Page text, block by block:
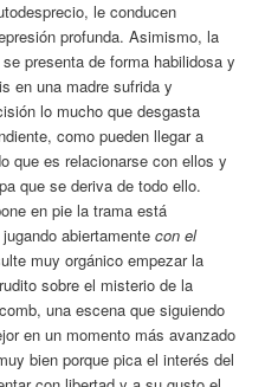
le conducen
profunda. Asimismo, la
presenta de forma habilidosa y
en una madre sufrida y
lo mucho que desgasta
como pueden llegar a
que es relacionarse con ellos y
que se deriva de todo ello.
en pie la trama está
abiertamentecon el
muy orgánico empezar la
sobre el misterio de la
una escena que siguiendo
en un momento más avanzado
bien porque pica el interés del